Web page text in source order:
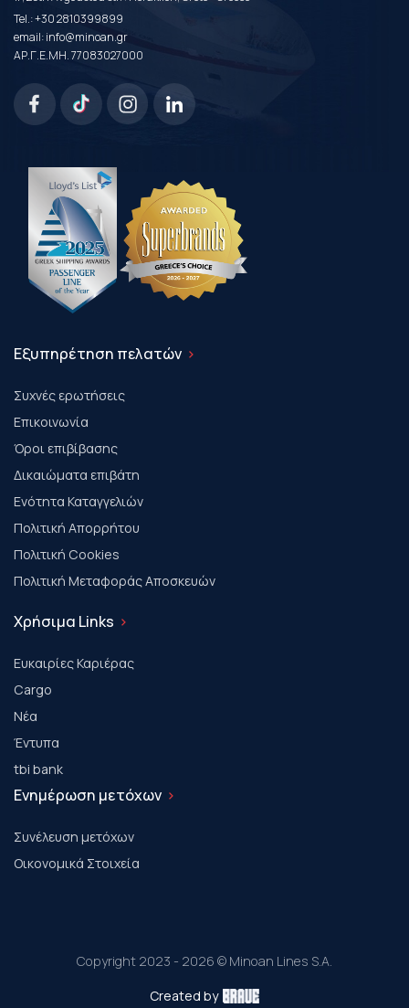
Tel.:+30 2810399899
email:info@minoan.gr
ΑΡ.Γ.Ε.ΜΗ. 77083027000
Εξυπηρέτηση πελατών
Συχνές ερωτήσεις
Επικοινωνία
Όροι επιβίβασης
Δικαιώματα επιβάτη
Ενότητα Καταγγελιών
Πολιτική Απορρήτου
Πολιτική Cookies
Πολιτική Μεταφοράς Αποσκευών
Χρήσιμα Links
Ευκαιρίες Καριέρας
Cargo
Νέα
Έντυπα
tbi bank
Ενημέρωση μετόχων
Συνέλευση μετόχων
Οικονομικά Στοιχεία
Copyright 2023 - 2026 © Minoan Lines S.A.
Created by